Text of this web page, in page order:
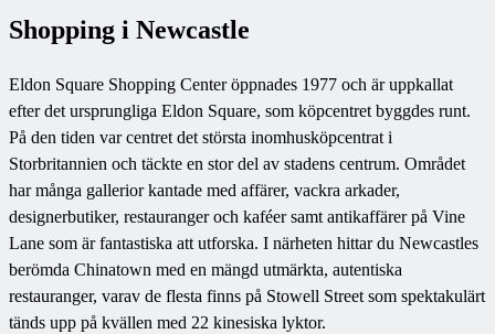
Shopping i Newcastle
Eldon Square Shopping Center öppnades 1977 och är uppkallat
efter det ursprungliga Eldon Square, som köpcentret byggdes runt.
På den tiden var centret det största inomhusköpcentrat i
Storbritannien och täckte en stor del av stadens centrum. Området
har många gallerior kantade med affärer, vackra arkader,
designerbutiker, restauranger och kaféer samt antikaffärer på Vine
Lane som är fantastiska att utforska. I närheten hittar du Newcastles
berömda Chinatown med en mängd utmärkta, autentiska
restauranger, varav de flesta finns på Stowell Street som spektakulärt
tänds upp på kvällen med 22 kinesiska lyktor.